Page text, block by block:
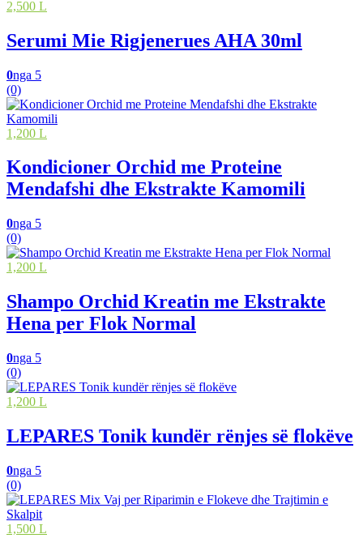
2,500 L
Serumi Mie Rigjenerues AHA 30ml
0nga 5
(0)
1,200 L
Kondicioner Orchid me Proteine
Mendafshi dhe Ekstrakte Kamomili
0nga 5
(0)
1,200 L
Shampo Orchid Kreatin me Ekstrakte
Hena per Flok Normal
0nga 5
(0)
1,200 L
LEPARES Tonik kundër rënjes së flokëve
0nga 5
(0)
1,500 L